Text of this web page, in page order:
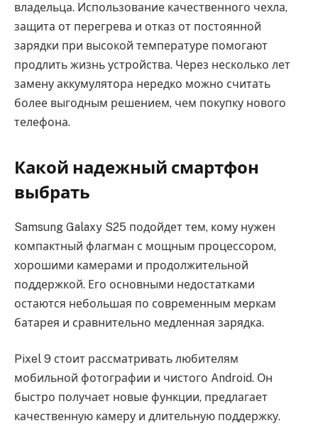
владельца. Использование качественного чехла,
защита от перегрева и отказ от постоянной
зарядки при высокой температуре помогают
продлить жизнь устройства. Через несколько лет
замену аккумулятора нередко можно считать
более выгодным решением, чем покупку нового
телефона.
Какой надежный смартфон
выбрать
Samsung Galaxy S25 подойдет тем, кому нужен
компактный флагман с мощным процессором,
хорошими камерами и продолжительной
поддержкой. Его основными недостатками
остаются небольшая по современным меркам
батарея и сравнительно медленная зарядка.
Pixel 9 стоит рассматривать любителям
мобильной фотографии и чистого Android. Он
быстро получает новые функции, предлагает
качественную камеру и длительную поддержку.